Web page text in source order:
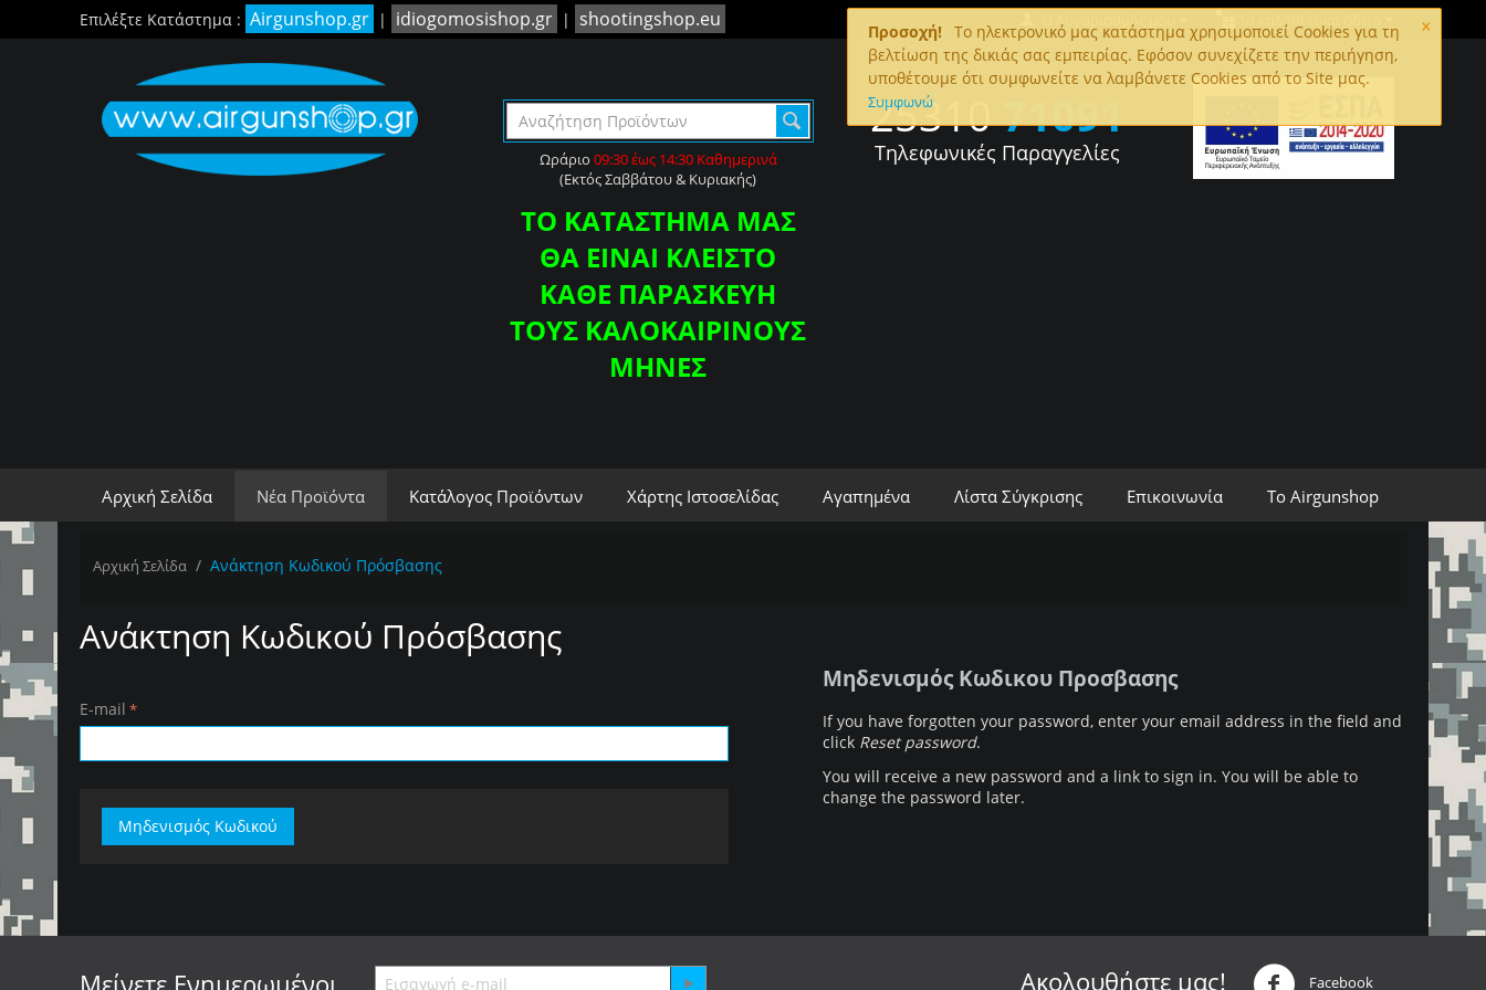
×
Προσοχή!
To ηλεκτρονικό μας κατάστημα χρησιμοποιεί Cookies για τη
βελτίωση της δικιάς σας εμπειρίας. Εφόσον συνεχίζετε την περιήγηση,
υποθέτουμε ότι συμφωνείτε να λαμβάνετε Cookies από το Site μας.
Συμφωνώ
Επιλέξτε Κατάστημα : Airgunshop.gr | idiogomosishop.gr | shootingshop.eu Το καλάθι είναι άδειο
Ο Λογαριασμός μου
Ωράριο 09:30 έως 14:30 Καθημερινά
(Εκτός Σαββάτου & Κυριακής)
ΤΟ ΚΑΤΑΣΤΗΜΑ ΜΑΣ
ΘΑ ΕΙΝΑΙ ΚΛΕΙΣΤΟ
ΚΑΘΕ ΠΑΡΑΣΚΕΥΗ
ΤΟΥΣ ΚΑΛΟΚΑΙΡΙΝΟΥΣ
ΜΗΝΕΣ
2531071091
Τηλεφωνικές Παραγγελίες
Αρχική Σελίδα Νέα Προϊόντα Κατάλογος Προϊόντων Χάρτης Ιστοσελίδας Αγαπημένα Λίστα Σύγκρισης Επικοινωνία Το Airgunshop
Αρχική Σελίδα / Ανάκτηση Κωδικού Πρόσβασης
Ανάκτηση Κωδικού Πρόσβασης
E-mail
Μηδενισμός Κωδικού
Μηδενισμός Κωδικου Προσβασης
If you have forgotten your password, enter your email address in the field and
click Reset password.
You will receive a new password and a link to sign in. You will be able to
change the password later.
Μείνετε Ενημερωμένοι Ακολουθήστε μας! Facebook